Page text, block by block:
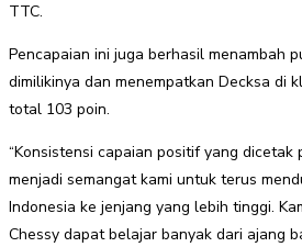
TTC.
Pencapaian ini juga berhasil menambah
dimilikinya dan menempatkan Decksa di
total 103 poin.
“Konsistensi capaian positif yang dicetak
menjadi semangat kami untuk terus
Indonesia ke jenjang yang lebih tinggi.
Chessy dapat belajar banyak dari ajang